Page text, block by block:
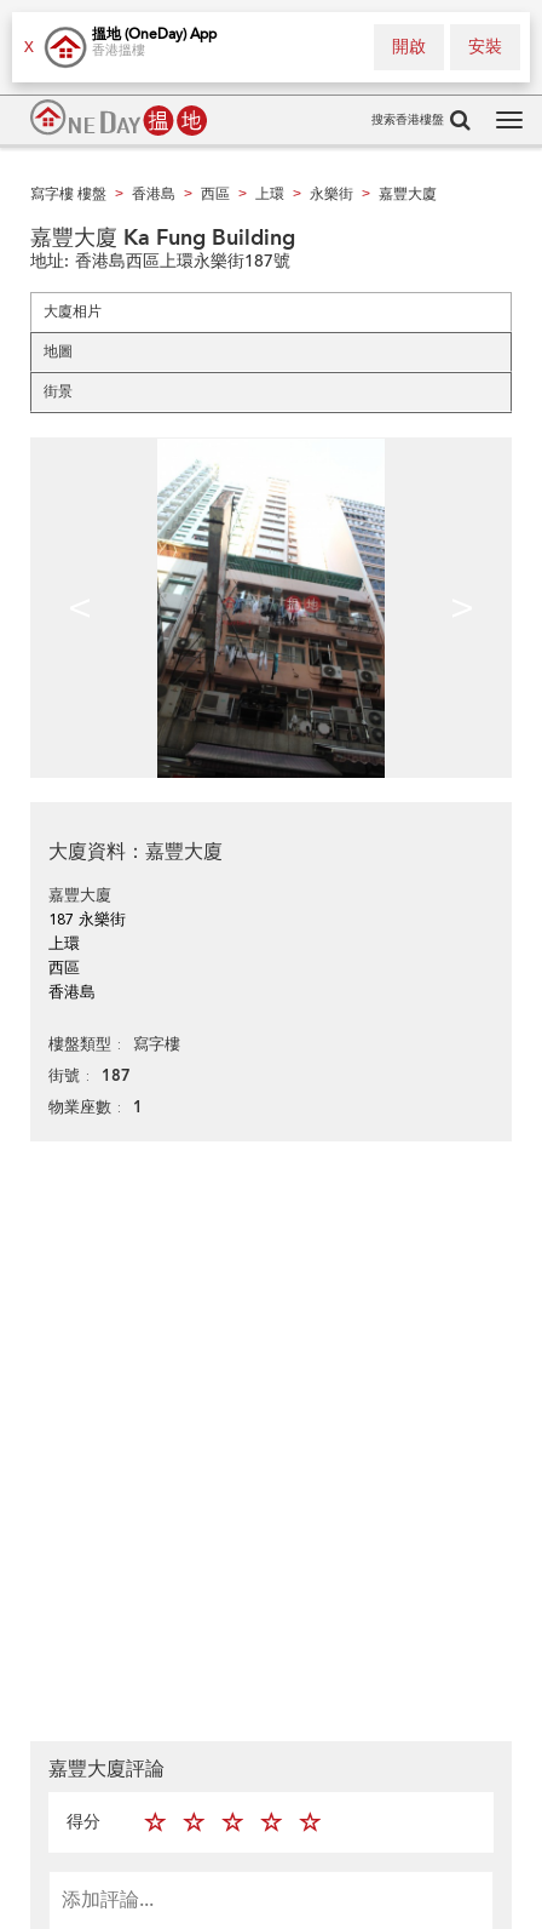
X
搵地 (OneDay) App
香港搵樓 安裝
開啟
搜索香港樓盤
寫字樓 樓盤 > 香港島 > 西區 > 上環 > 永樂街 > 嘉豐大廈
嘉豐大廈 Ka Fung Building
地址: 香港島西區上環永樂街187號
大廈相片
地圖
街景
大廈資料：嘉豐大廈
嘉豐大廈
187 永樂街
上環
西區
香港島
樓盤類型 寫字樓
街號 187
物業座數 1
嘉豐大廈評論
得分